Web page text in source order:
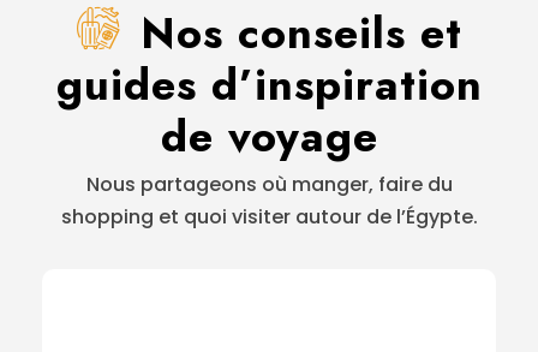
Nos conseils et
guides d’inspiration
de voyage
Nous partageons où manger, faire du
shopping et quoi visiter autour de l’Égypte.